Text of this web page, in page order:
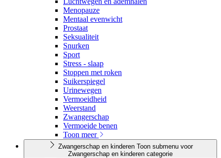
Menopauze
Mentaal evenwicht
Prostaat
Seksualiteit
Snurken
Sport
Stress - slaap
Stoppen met roken
Suikerspiegel
Urinewegen
Vermoeidheid
Weerstand
Zwangerschap
Vermoeide benen
Toon meer
Zwangerschap en kinderen Toon submenu voor
Zwangerschap en kinderen categorie